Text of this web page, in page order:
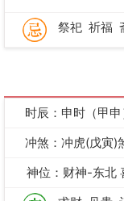
祭祀 祈福
时辰：申时（甲申
冲煞：冲虎(戊寅)
神位：财神-东北